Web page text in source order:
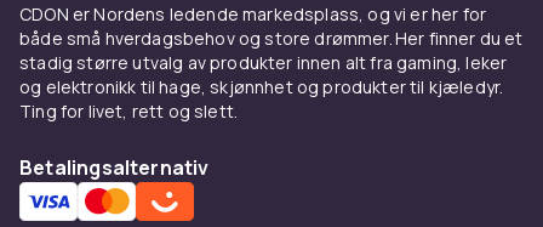
CDON er Nordens ledende markedsplass, og vi er her for
både små hverdagsbehov og store drømmer. Her finner du et
stadig større utvalg av produkter innen alt fra gaming, leker
og elektronikk til hage, skjønnhet og produkter til kjæledyr.
Ting for livet, rett og slett.
Betalingsalternativ